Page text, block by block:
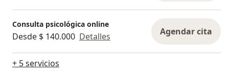
Consulta psicológica online
Desde $ 140.000 Detalles Agendar cita
+ 5 servicios